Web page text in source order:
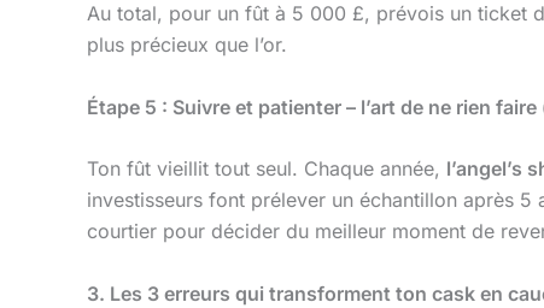
Au total, pour un fût à 5 000 £, prévois un ticket
plus précieux que l’or.
Étape 5 : Suivre et patienter – l’art de ne rien
Ton fût vieillit tout seul. Chaque année, l’angel’s
investisseurs font prélever un échantillon après
courtier pour décider du meilleur moment de
3. Les 3 erreurs qui transforment ton cask en